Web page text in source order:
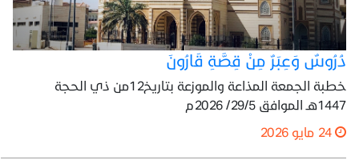
دُرُوسٌ وَعِبَرٌ مِنْ قِصَّةِ قَارُونَ
خطبة الجمعة المذاعة والموزعة بتاريخ12من ذي الحجة
1447هـ الموافق 29/5/ 2026م